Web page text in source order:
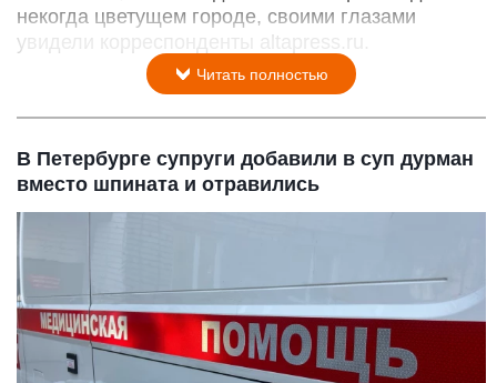
некогда цветущем городе, своими глазами
увидели корреспонденты altapress.ru.
Читать полностью
В Петербурге супруги добавили в суп дурман
вместо шпината и отравились